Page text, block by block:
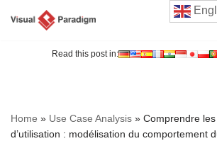
Read this post in:
Home » Use Case Analysis » Comprendre
d’utilisation : modélisation du comportement